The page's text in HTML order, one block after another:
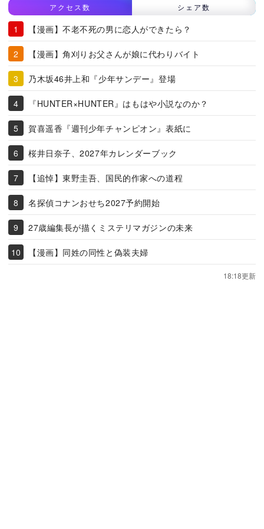
アクセス数 シェア数
【漫画】不老不死の男に恋人ができたら？
【漫画】角刈りお父さんが娘に代わりバイト
乃木坂46井上和『少年サンデー』登場
『HUNTER×HUNTER』はもはや小説なのか？
賀喜遥香『週刊少年チャンピオン』表紙に
桜井日奈子、2027年カレンダーブック
【追悼】東野圭吾、国民的作家への道程
名探偵コナンおせち2027予約開始
27歳編集長が描くミステリマガジンの未来
【漫画】同姓の同性と偽装夫婦
18:18更新